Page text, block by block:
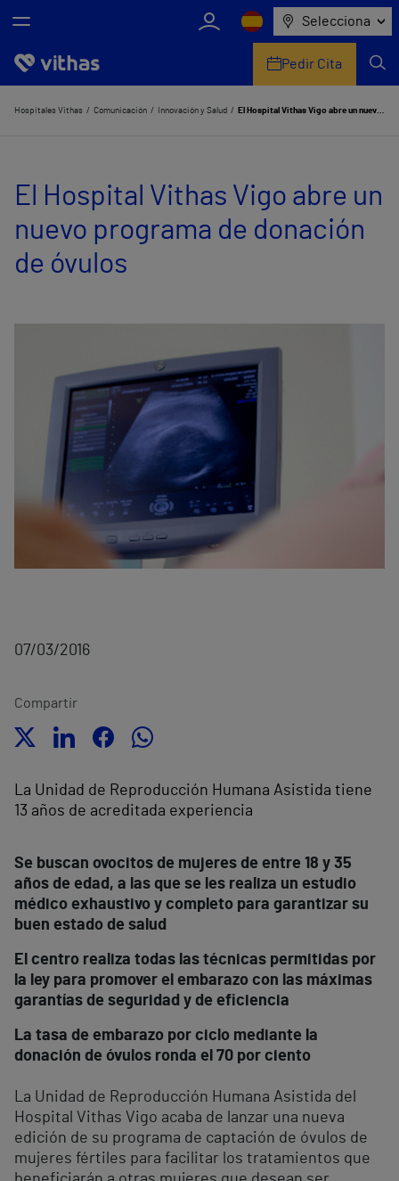
Selecciona
Nosotros
Servicios de salud
Equipo médico y asistencial
Comunicación
Pedir Cita
Hospitales Vithas Comunicación Innovación y Salud El Hospital Vithas Vigo abre un nuevo programa de donación de óvulos
El Hospital Vithas Vigo abre un
nuevo programa de donación
de óvulos
07/03/2016
Compartir
La Unidad de Reproducción Humana Asistida tiene
13 años de acreditada experiencia
Se buscan ovocitos de mujeres de entre 18 y 35
años de edad, a las que se les realiza un estudio
médico exhaustivo y completo para garantizar su
buen estado de salud
El centro realiza todas las técnicas permitidas por
la ley para promover el embarazo con las máximas
garantías de seguridad y de eficiencia
La tasa de embarazo por ciclo mediante la
donación de óvulos ronda el 70 por ciento
La Unidad de Reproducción Humana Asistida del
Hospital Vithas Vigo acaba de lanzar una nueva
edición de su programa de captación de óvulos de
mujeres fértiles para facilitar los tratamientos que